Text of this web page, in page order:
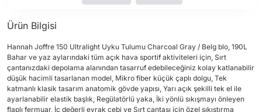
Ürün Bilgisi
Hannah Joffre 150 Ultralight Uyku Tulumu Charcoal Gray / Belg blo, 190L
Bahar ve yaz aylarındaki tüm açık hava sportif aktiviteleri için, Sırt
çantanızdaki depolama alanından tasarruf edebileceğiniz kolay katlanabilir
düşük hacimli tasarlanan model, Mikro fiber küçük çaplı dolgu, Tek
katmanlı klasik tasarım anatomik gövde yapısı, Yarı açık şekilli tek el ile
ayarlanabilir elastik başlık, Regülatörlü yaka, İki yönlü sıkışmayı önleyen
flaplı fermuar, İç değerli evrak cebi ve Sırt çantası için özel sıkıştırma